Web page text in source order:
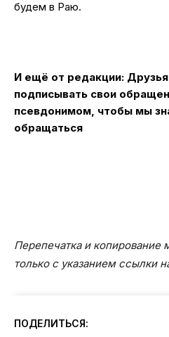
будем в Раю.
И ещё от редакции:
подписывать свои
псевдонимом, чтобы мы
обращаться
Перепечатка и копирование
только с указанием ссылки
ПОДЕЛИТЬСЯ: